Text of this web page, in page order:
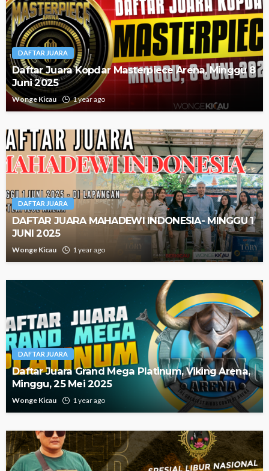
DAFTAR JUARA
Daftar Juara Kopdar Masterpiece Arena, Minggu 8
Juni 2025
Wonge Kicau 1 year ago
DAFTAR JUARA
DAFTAR JUARA MAHADEWI INDONESIA- MINGGU 1
JUNI 2025
Wonge Kicau 1 year ago
DAFTAR JUARA
Daftar Juara Grand Mega Platinum, Viking Arena,
Minggu, 25 Mei 2025
Wonge Kicau 1 year ago